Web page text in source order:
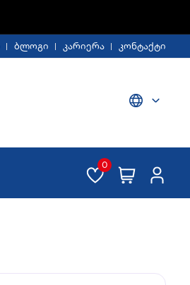
ბლოგი კარიერა კონტაქტი
0